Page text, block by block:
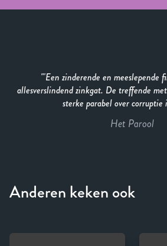
'Een zinderende en meeslepende
allesverslindend zinkgat. De treffende
sterke parabel over corruptie
Het Parool